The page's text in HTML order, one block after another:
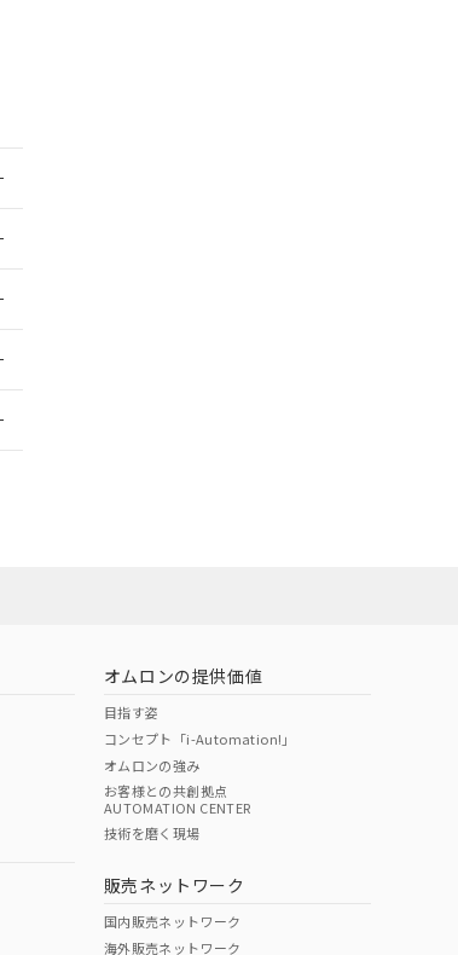
O
オムロンの提供価値
目指す姿
コンセプト「i-Automation!」
オムロンの強み
お客様との共創拠点
AUTOMATION CENTER
技術を磨く現場
販売ネットワーク
国内販売ネットワーク
海外販売ネットワーク